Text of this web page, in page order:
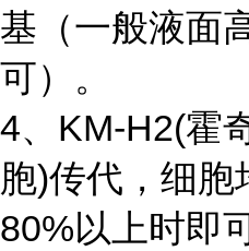
基（一般液面
可）。
4、KM-H2(霍
胞)传代，细胞
80%以上时即